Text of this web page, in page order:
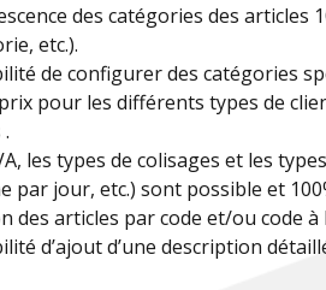
des catégories des articles
etc.).
de configurer des catégories
pour les différents types de
les types de colisages et les
par jour, etc.) sont possible et
des articles par code et/ou code à
d’ajout d’une description